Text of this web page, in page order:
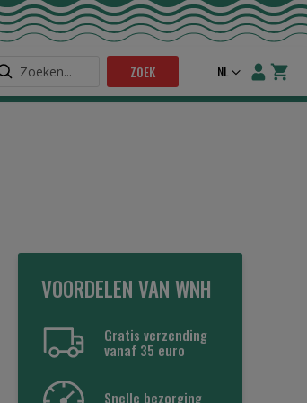
ZOEK Taal
NL
VOORDELEN VAN WNH
Gratis verzending
vanaf 35 euro
Snelle bezorging